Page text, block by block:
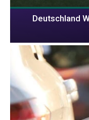
Deutschland